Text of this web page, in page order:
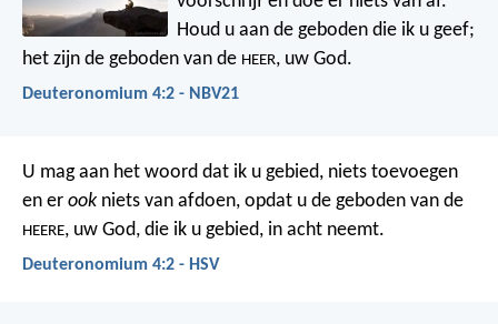
Houd u aan de geboden die ik u geef;
het zijn de geboden van de HEER, uw God.
Deuteronomium 4:2 - NBV21
U mag aan het woord dat ik u gebied, niets toevoegen
en er ook niets van afdoen, opdat u de geboden van de
HEERE, uw God, die ik u gebied, in acht neemt.
Deuteronomium 4:2 - HSV